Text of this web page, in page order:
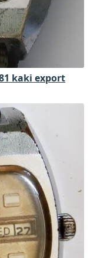
kaki export